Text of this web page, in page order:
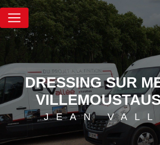
DRESSING SUR MESURE
JEAN
Panneau de gestion des cookies